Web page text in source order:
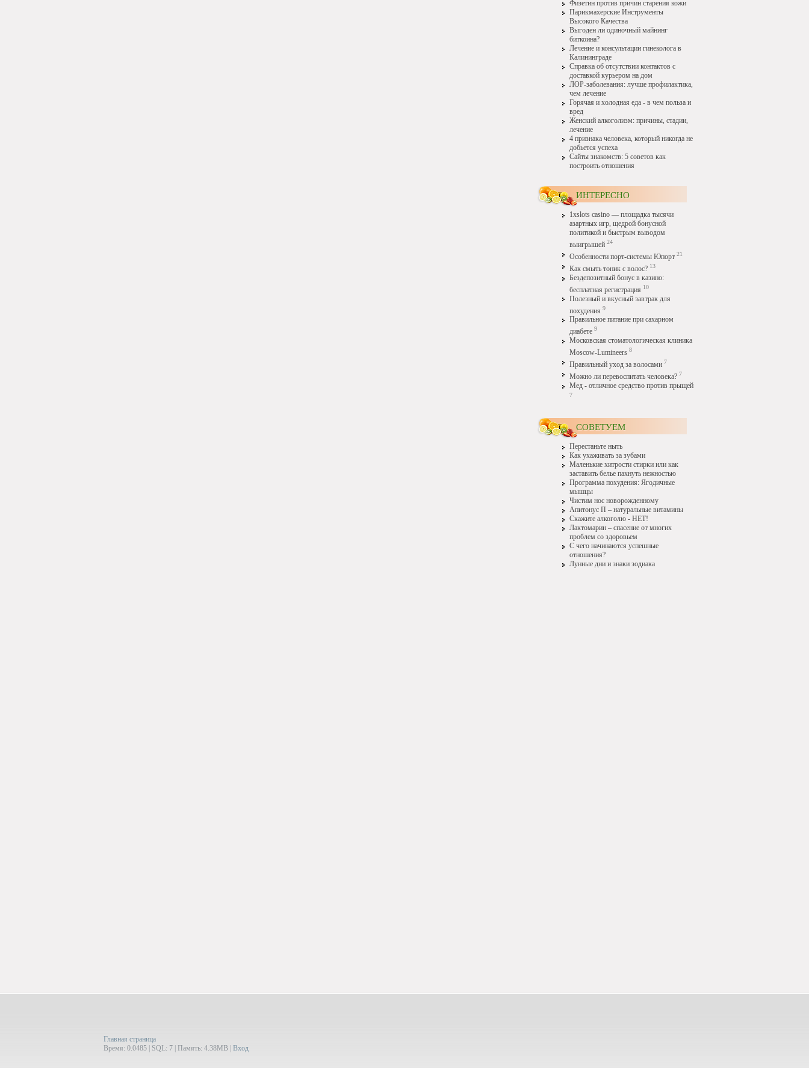
Физетин против причин старения кожи
Парикмахерские Инструменты
Высокого Качества
Выгоден ли одиночный майнинг
биткоина?
Лечение и консультации гинеколога в
Калининграде
Справка об отсутствии контактов с
доставкой курьером на дом
ЛОР-заболевания: лучше профилактика,
чем лечение
Горячая и холодная еда - в чем польза и
вред
Женский алкоголизм: причины, стадии,
лечение
4 признака человека, который никогда не
добьется успеха
Сайты знакомств: 5 советов как
построить отношения
ИНТЕРЕСНО
1xslots casino — площадка тысячи
азартных игр, щедрой бонусной
политикой и быстрым выводом
выигрышей 24
Особенности порт-системы Юпорт 21
Как смыть тоник с волос? 13
Бездепозитный бонус в казино:
бесплатная регистрация 10
Полезный и вкусный завтрак для
похудения 9
Правильное питание при сахарном
диабете 9
Московская стоматологическая клиника
Moscow-Lumineers 8
Правильный уход за волосами 7
Можно ли перевоспитать человека? 7
Мед - отличное средство против прыщей
7
СОВЕТУЕМ
Перестаньте ныть
Как ухаживать за зубами
Маленькие хитрости стирки или как
заставить белье пахнуть нежностью
Программа похудения: Ягодичные
мышцы
Чистим нос новорожденному
Апитонус П – натуральные витамины
Скажите алкоголю - НЕТ!
Лактомарин – спасение от многих
проблем со здоровьем
С чего начинаются успешные
отношения?
Лунные дни и знаки зодиака
Главная страница
Время: 0.0485 | SQL: 7 | Память: 4.38MB Вход